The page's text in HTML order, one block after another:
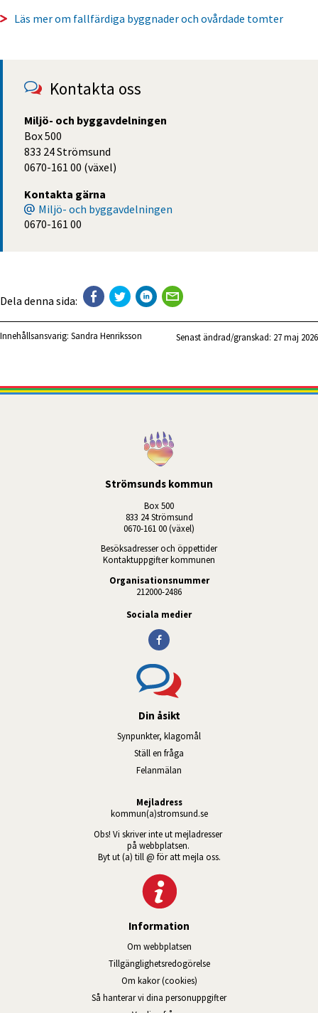
Läs mer om fallfärdiga byggnader och ovårdade tomter
Kontakta oss
Miljö- och byggavdelningen
Box 500
833 24 Strömsund
0670-161 00 (växel)
Kontakta gärna
Miljö- och byggavdelningen
0670-161 00
Dela denna sida:
Innehållsansvarig: Sandra Henriksson Senast ändrad/granskad: 27 maj 2026
Strömsunds kommun
Box 500
833 24 Strömsund
0670-161 00 (växel)
Besöksadresser och öppettider
Kontaktuppgifter kommunen
Organisationsnummer
212000-2486
Sociala medier
Din åsikt
Synpunkter, klagomål
Ställ en fråga
Felanmälan
Mejladress
kommun(a)stromsund.se
Obs! Vi skriver inte ut mejladresser
på webbplatsen.
Byt ut (a) till @ för att mejla oss.
Information
Om webbplatsen
Tillgänglig­hets­redo­görelse
Om kakor (cookies)
Så hanterar vi dina personuppgifter